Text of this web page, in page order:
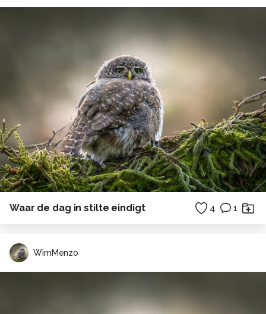
Waar de dag in stilte eindigt 4 1
WimMenzo